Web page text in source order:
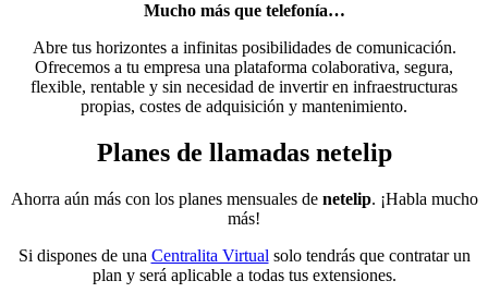
Mucho más que telefonía…
Abre tus horizontes a infinitas posibilidades de comunicación.
Ofrecemos a tu empresa una plataforma colaborativa, segura,
flexible, rentable y sin necesidad de invertir en infraestructuras
propias, costes de adquisición y mantenimiento.
Planes de llamadas netelip
Ahorra aún más con los planes mensuales de netelip. ¡Habla mucho
más!
Si dispones de una Centralita Virtual solo tendrás que contratar un
plan y será aplicable a todas tus extensiones.